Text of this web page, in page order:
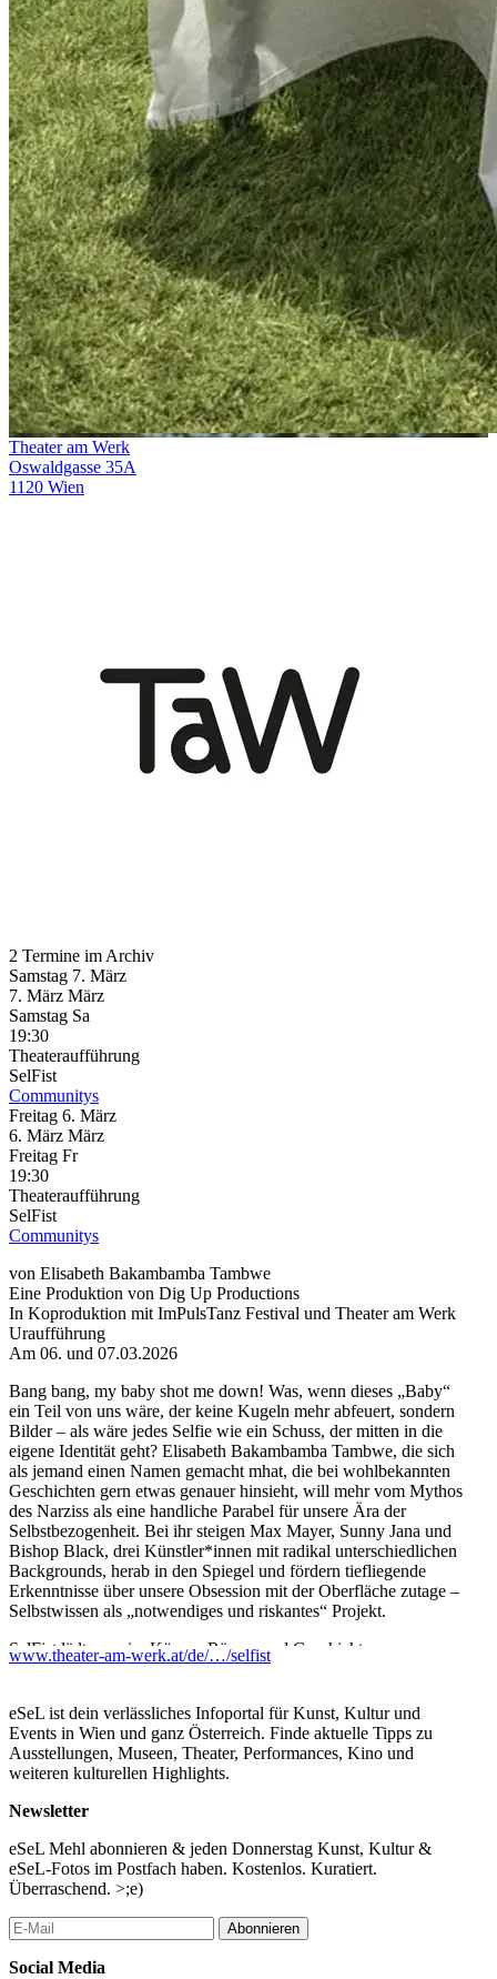
Theater am Werk
Oswaldgasse 35A
1120 Wien
2 Termine im Archiv
Samstag 7. März
7. März März
Samstag Sa
19:30
Theateraufführung
SelFist
Communitys
Freitag 6. März
6. März März
Freitag Fr
19:30
Theateraufführung
SelFist
Communitys
von Elisabeth Bakambamba Tambwe
Eine Produktion von Dig Up Productions
In Koproduktion mit ImPulsTanz Festival und Theater am Werk
Uraufführung
Am 06. und 07.03.2026
Bang bang, my baby shot me down! Was, wenn dieses „Baby“
ein Teil von uns wäre, der keine Kugeln mehr abfeuert, sondern
Bilder – als wäre jedes Selfie wie ein Schuss, der mitten in die
eigene Identität geht? Elisabeth Bakambamba Tambwe, die sich
als jemand einen Namen gemacht mhat, die bei wohlbekannten
Geschichten gern etwas genauer hinsieht, will mehr vom Mythos
des Narziss als eine handliche Parabel für unsere Ära der
Selbstbezogenheit. Bei ihr steigen Max Mayer, Sunny Jana und
Bishop Black, drei Künstler*innen mit radikal unterschiedlichen
Backgrounds, herab in den Spiegel und fördern tiefliegende
Erkenntnisse über unsere Obsession mit der Oberfläche zutage –
Selbstwissen als „notwendiges und riskantes“ Projekt.
SelFist lädt uns ein, Körper, Räume und Geschichten
auseinanderzunehmen, als wären sie Puzzleteile, die wir
Wahrnehmung selbst zu knistern beginnt und die gewohnte
Mechanik der Bedeutungen kurz innehält. Ein Moment, in dem
das Selbst sich neu erfindet oder zumindest erkennt, wie brüchig
es eigentlich ist. Die Produktion, die Tambwes langjährige
Beschäftigung mit den Arbeiten des französischen Philosophen
Roland Barthes fortsetzt, feierte im Sommer 2025 im Rahmen
Werk zu sehen.
...Mehr lesen
www.theater-am-werk.at/de/…/selfist
eSeL ist dein verlässliches Infoportal für Kunst, Kultur und
Events in Wien und ganz Österreich. Finde aktuelle Tipps zu
Ausstellungen, Museen, Theater, Performances, Kino und
weiteren kulturellen Highlights.
Newsletter
eSeL Mehl abonnieren & jeden Donnerstag Kunst, Kultur &
eSeL-Fotos im Postfach haben. Kostenlos. Kuratiert.
Überraschend. >;e)
Abonnieren
Social Media